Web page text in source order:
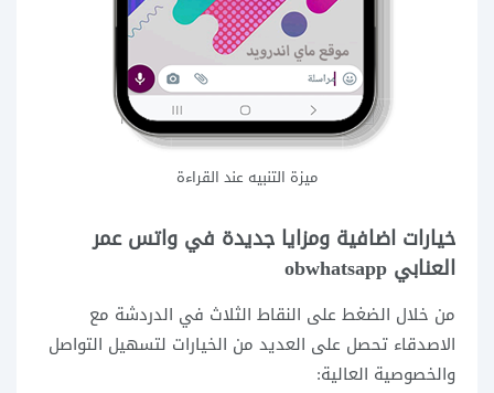
ميزة التنبيه عند القراءة
خيارات اضافية ومزايا جديدة في واتس عمر
العنابي obwhatsapp
من خلال الضغط على النقاط الثلاث في الدردشة مع
الاصدقاء تحصل على العديد من الخيارات لتسهيل التواصل
والخصوصية العالية: